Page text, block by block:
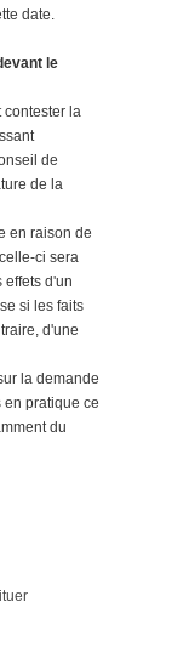
date.
le
contester la
de
de la
en raison de
ci sera
d'un
si les faits
d'une
la demande
en pratique ce
du